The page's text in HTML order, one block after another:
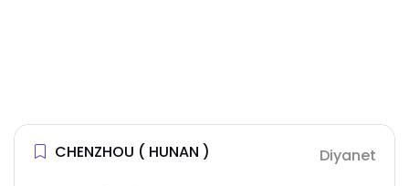
CHENZHOU ( HUNAN ) Diyanet